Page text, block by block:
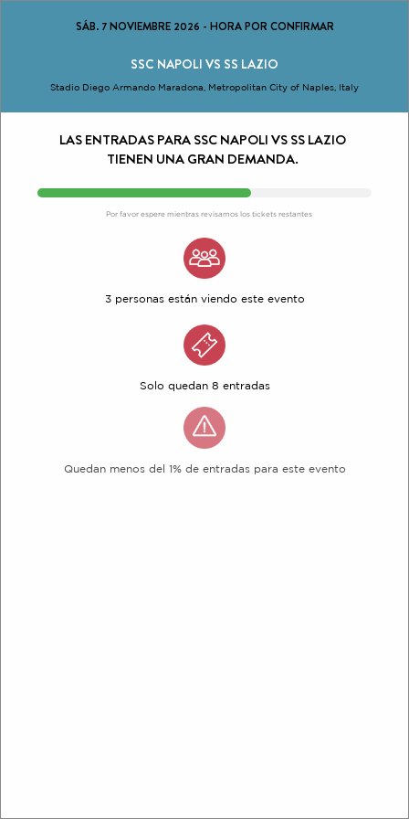
SÁB. 7 NOVIEMBRE 2026 - HORA POR CONFIRMAR
SSC NAPOLI VS SS LAZIO
Stadio Diego Armando Maradona, Metropolitan City of Naples, Italy
LAS ENTRADAS PARA SSC NAPOLI VS SS LAZIO
TIENEN UNA GRAN DEMANDA.
Por favor espere mientras revisamos los tickets restantes
3 personas están viendo este evento
Solo quedan 8 entradas
Quedan menos del 1% de entradas para este evento